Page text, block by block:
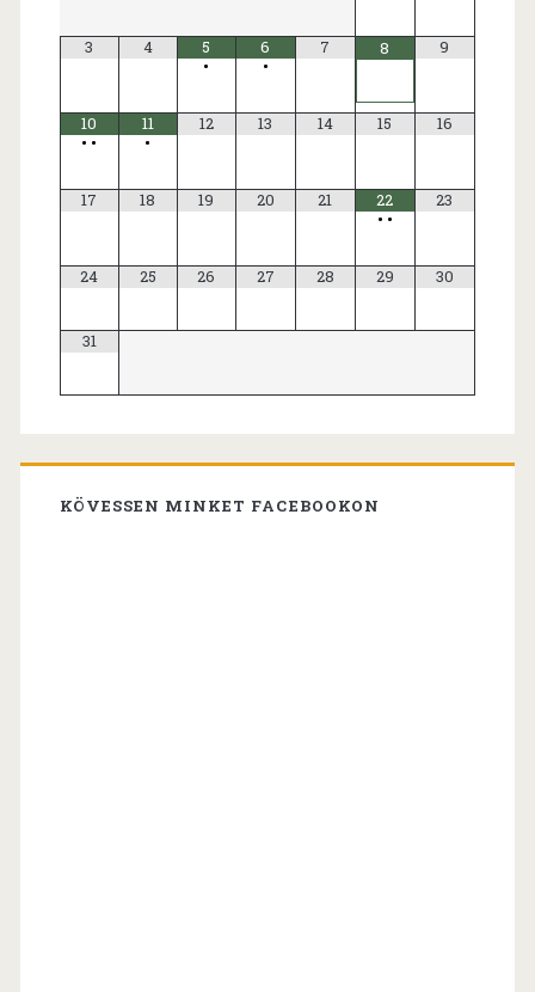
3 4
5
•
6
•
7 8 9
10
• •
11
•
12 13 14 15 16
17 18 19 20 21
22
• •
23
24 25 26 27 28 29 30
31
KÖVESSEN MINKET FACEBOOKON